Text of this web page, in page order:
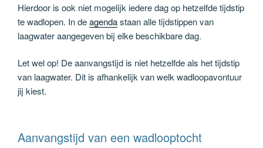
Hierdoor is ook niet mogelijk iedere dag op hetzelfde tijdstip
te wadlopen. In deagendastaan alle tijdstippen van
laagwater aangegeven bij elke beschikbare dag.
Let wel op! De aanvangstijd is niet hetzelfde als het tijdstip
van laagwater. Dit is afhankelijk van welk wadloopavontuur
jij kiest.
Aanvangstijd van een wadlooptocht